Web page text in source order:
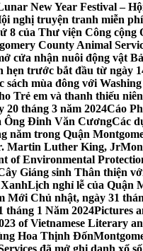
New Year Festival –
nghị truyện tranh miễn
8 của Thư viện Công cộng
County Animal
cửa nhận nuôi động vật
hẹn trước bắt đầu từ ngày
sách mùa đông với
Trẻ em và thanh thiếu
20 tháng 3 năm 2024Cáo
Ông Đinh Văn CươngCác
năm trong Quận
Martin Luther King, Jr
of Environmental
Giáng sinh Thân thiện
Lịch nghỉ lễ của Quận
Mới Chủ nhật, ngày 31
tháng 1 Năm 2024Pictures
of Vietnamese Literary
Hoa Thịnh Đốn
đã mở ghi danh xổ